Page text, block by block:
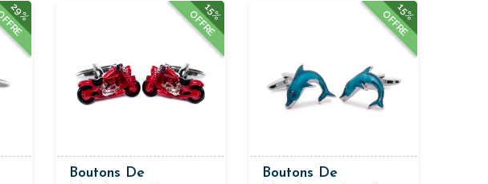
29% 15%
OFFRE
Boutons De
15%
OFFRE
Boutons De